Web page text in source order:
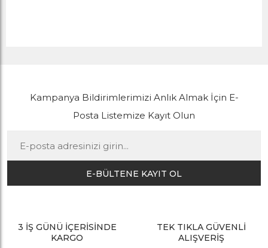
Kampanya Bildirimlerimizi Anlık Almak İçin E-
Posta Listemize Kayıt Olun
E-BÜLTENE KAYIT OL
3 İŞ GÜNÜ İÇERİSİNDE
KARGO
TEK TIKLA GÜVENLİ
ALIŞVERİŞ